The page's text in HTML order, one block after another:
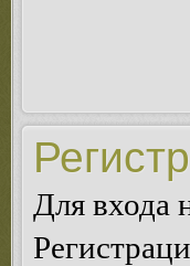
Для входа